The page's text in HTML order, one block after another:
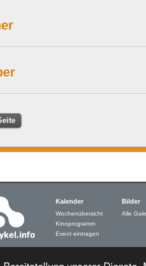
Kalender
Wochenübersicht
Kinoprogramm
Event eintragen
Bilder
Alle